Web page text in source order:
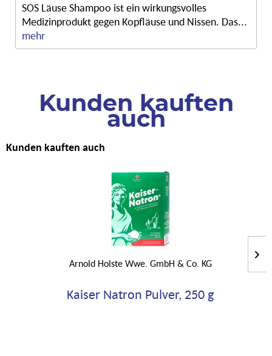
SOS Läuse Shampoo ist ein wirkungsvolles
Medizinprodukt gegen Kopfläuse und Nissen. Das...
mehr
Kunden kauften
auch
Kunden kauften auch
Arnold Holste Wwe. GmbH & Co. KG
Kaiser Natron Pulver, 250 g